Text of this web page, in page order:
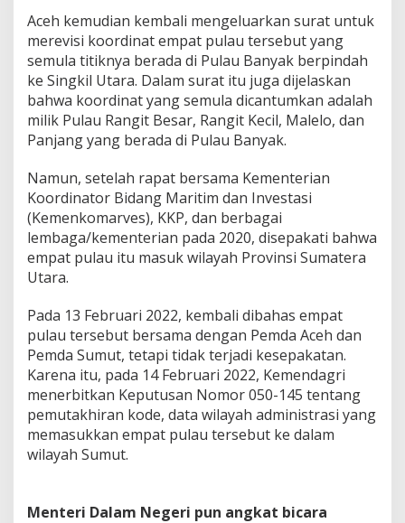
Aceh kemudian kembali mengeluarkan surat untuk
merevisi koordinat empat pulau tersebut yang
semula titiknya berada di Pulau Banyak berpindah
ke Singkil Utara. Dalam surat itu juga dijelaskan
bahwa koordinat yang semula dicantumkan adalah
milik Pulau Rangit Besar, Rangit Kecil, Malelo, dan
Panjang yang berada di Pulau Banyak.
Namun, setelah rapat bersama Kementerian
Koordinator Bidang Maritim dan Investasi
(Kemenkomarves), KKP, dan berbagai
lembaga/kementerian pada 2020, disepakati bahwa
empat pulau itu masuk wilayah Provinsi Sumatera
Utara.
Pada 13 Februari 2022, kembali dibahas empat
pulau tersebut bersama dengan Pemda Aceh dan
Pemda Sumut, tetapi tidak terjadi kesepakatan.
Karena itu, pada 14 Februari 2022, Kemendagri
menerbitkan Keputusan Nomor 050-145 tentang
pemutakhiran kode, data wilayah administrasi yang
memasukkan empat pulau tersebut ke dalam
wilayah Sumut.
Menteri Dalam Negeri pun angkat bicara